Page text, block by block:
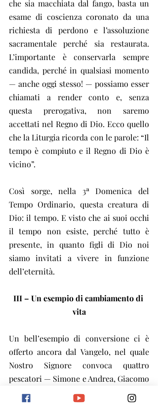
che sia macchiata dal fango, basta un
esame di coscienza coronato da una
richiesta di perdono e l’assoluzione
sacramentale perché sia restaurata.
L’importante è conservarla sempre
candida, perché in qualsiasi momento
— anche oggi stesso! — possiamo esser
chiamati a render conto e, senza
questa prerogativa, non saremo
accettati nel Regno di Dio. Ecco quello
che la Liturgia ricorda con le parole: “Il
tempo è compiuto e il Regno di Dio è
vicino”.
Così sorge, nella 3ª Domenica del
Tempo Ordinario, questa creatura di
Dio: il tempo. E visto che ai suoi occhi
il tempo non esiste, perché tutto è
presente, in quanto figli di Dio noi
siamo invitati a vivere in funzione
dell’eternità.
III – Un esempio di cambiamento di
vita
Un bell’esempio di conversione ci è
offerto ancora dal Vangelo, nel quale
Nostro Signore convoca quattro
pescatori — Simone e Andrea, Giacomo
e Giovanni — perché cambino vita,
lavoro e situazione.